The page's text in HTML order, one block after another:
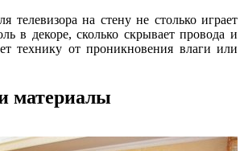
телевизора на стену не столько играет
в декоре, сколько скрывает провода и
технику от проникновения влаги или
материалы